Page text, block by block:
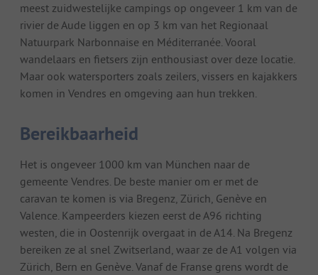
meest zuidwestelijke campings op ongeveer 1 km van de
rivier de Aude liggen en op 3 km van het Regionaal
Natuurpark Narbonnaise en Méditerranée. Vooral
wandelaars en fietsers zijn enthousiast over deze locatie.
Maar ook watersporters zoals zeilers, vissers en kajakkers
komen in Vendres en omgeving aan hun trekken.
Bereikbaarheid
Het is ongeveer 1000 km van München naar de
gemeente Vendres. De beste manier om er met de
caravan te komen is via Bregenz, Zürich, Genève en
Valence. Kampeerders kiezen eerst de A96 richting
westen, die in Oostenrijk overgaat in de A14. Na Bregenz
bereiken ze al snel Zwitserland, waar ze de A1 volgen via
Zürich, Bern en Genève. Vanaf de Franse grens wordt de